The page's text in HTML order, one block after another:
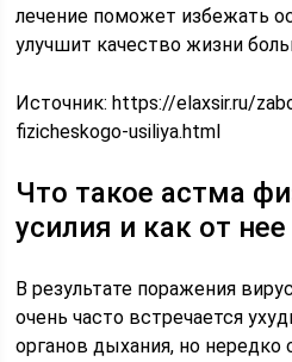
лечение поможет избежать
улучшит качество жизни
Источник:https://elaxsir.ru/
fizicheskogo-usiliya.html
Что такое астма
усилия и как от
В результате поражения
очень часто встречается
органов дыхания, но нередко